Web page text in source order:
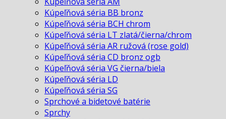
Kúpeľňová séria BB bronz
Kúpeľňová séria BCH chrom
Kúpeľňová séria LT zlatá/čierna/chrom
Kúpeľňová séria AR ružová (rose gold)
Kúpeľňová séria CD bronz ogb
Kúpeľňová séria VG čierna/biela
Kúpeľňová séria LD
Kúpeľňová séria SG
Sprchové a bidetové batérie
Sprchy